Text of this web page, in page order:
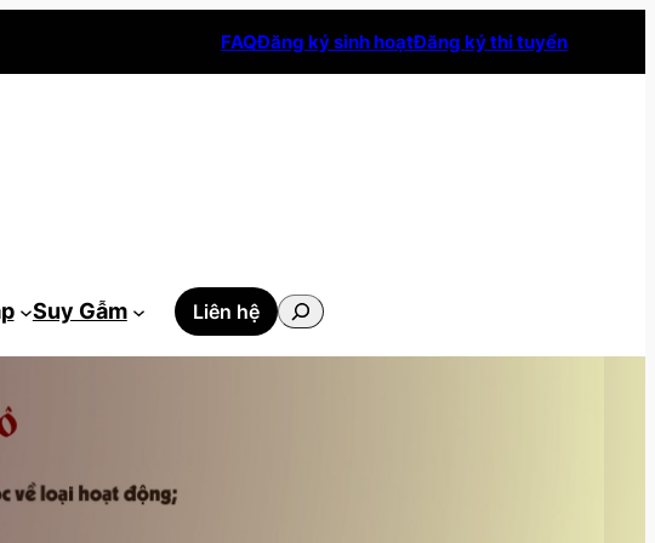
FAQĐăng ký sinh hoạtĐăng ký thi tuyển
Suy Gẫm Liên hệ
Tìm
kiếm